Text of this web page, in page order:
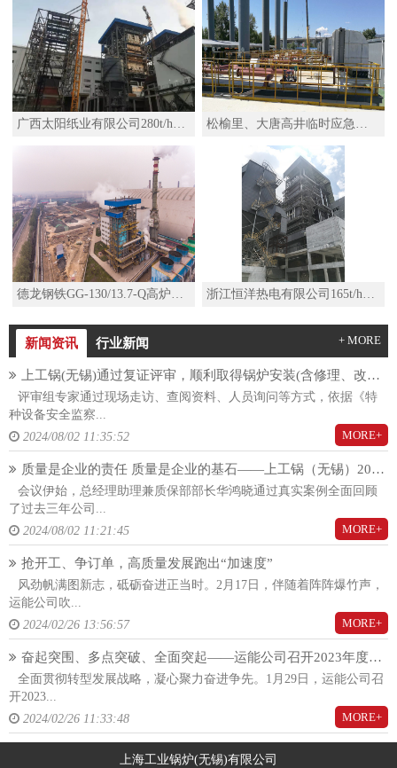
广西太阳纸业有限公司280t/h高温高压锅炉 松榆里、大唐高井临时应急热源项目移动热源机组SZS29-2.5/110/50-Q水管D型燃气锅炉
德龙钢铁GG-130/13.7-Q高炉煤气锅炉 浙江恒洋热电有限公司165t/h高温高压锅炉及其配套系统改造项目
新闻资讯 行业新闻 + MORE
上工锅(无锡)通过复证评审，顺利取得锅炉安装(含修理、改造)(A)许可证！
评审组专家通过现场走访、查阅资料、人员询问等方式，依据《特
种设备安全监察...
2024/08/02 11:35:52
MORE+
质量是企业的责任 质量是企业的基石——上工锅（无锡）2024年度质量大会隆重召开
会议伊始，总经理助理兼质保部部长华鸿晓通过真实案例全面回顾
了过去三年公司...
2024/08/02 11:21:45
MORE+
抢开工、争订单，高质量发展跑出“加速度”
风劲帆满图新志，砥砺奋进正当时。2月17日，伴随着阵阵爆竹声，
运能公司吹...
2024/02/26 13:56:57
MORE+
奋起突围、多点突破、全面突起——运能公司召开2023年度总结暨2024年度工作动员大会
全面贯彻转型发展战略，凝心聚力奋进争先。1月29日，运能公司召
开2023...
2024/02/26 11:33:48
MORE+
上海工业锅炉(无锡)有限公司